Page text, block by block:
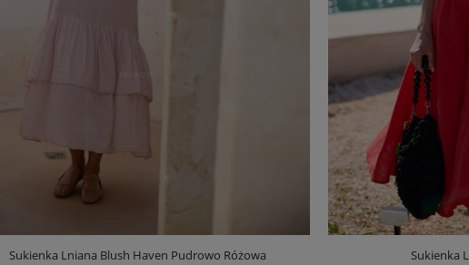
Sukienka Lniana Blush Haven Pudrowo Różowa Sukienka